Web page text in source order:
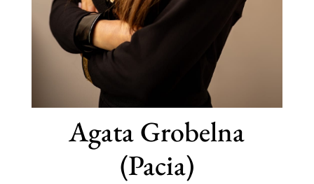
Agata Grobelna
(Pacia)